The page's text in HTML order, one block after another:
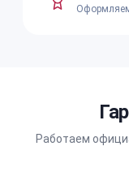
Оформляем
Работаем